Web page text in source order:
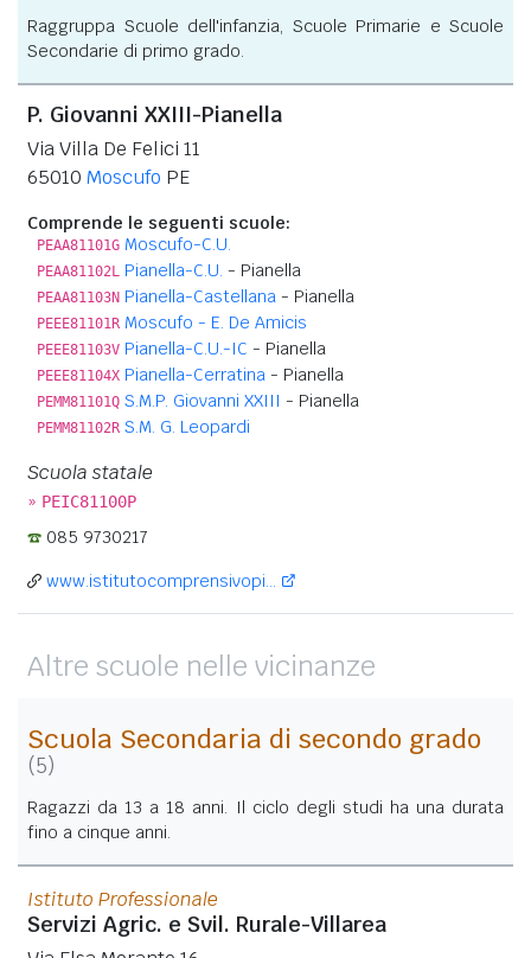
Raggruppa Scuole dell'infanzia, Scuole Primarie e Scuole
Secondarie di primo grado.
P. Giovanni XXIII-Pianella
Via Villa De Felici 11
65010 Moscufo PE
Comprende le seguenti scuole:
PEAA81101G Moscufo-C.U.
PEAA81102L Pianella-C.U. - Pianella
PEAA81103N Pianella-Castellana - Pianella
PEEE81101R Moscufo - E. De Amicis
PEEE81103V Pianella-C.U.-IC - Pianella
PEEE81104X Pianella-Cerratina - Pianella
PEMM81101Q S.M.P. Giovanni XXIII - Pianella
PEMM81102R S.M. G. Leopardi
Scuola statale
» PEIC81100P
085 9730217
www.istitutocomprensivopi...
Altre scuole nelle vicinanze
Scuola Secondaria di secondo grado
(5)
Ragazzi da 13 a 18 anni. Il ciclo degli studi ha una durata
fino a cinque anni.
Istituto Professionale
Servizi Agric. e Svil. Rurale-Villarea